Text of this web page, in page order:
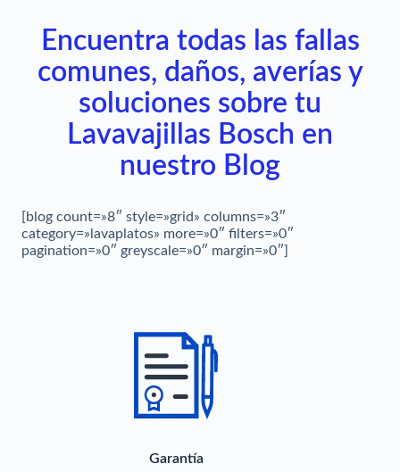
Encuentra todas las fallas
comunes, daños, averías y
soluciones sobre tu
Lavavajillas Bosch en
nuestro Blog
[blog count=»8″ style=»grid» columns=»3″
category=»lavaplatos» more=»0″ filters=»0″
pagination=»0″ greyscale=»0″ margin=»0″]
Garantía